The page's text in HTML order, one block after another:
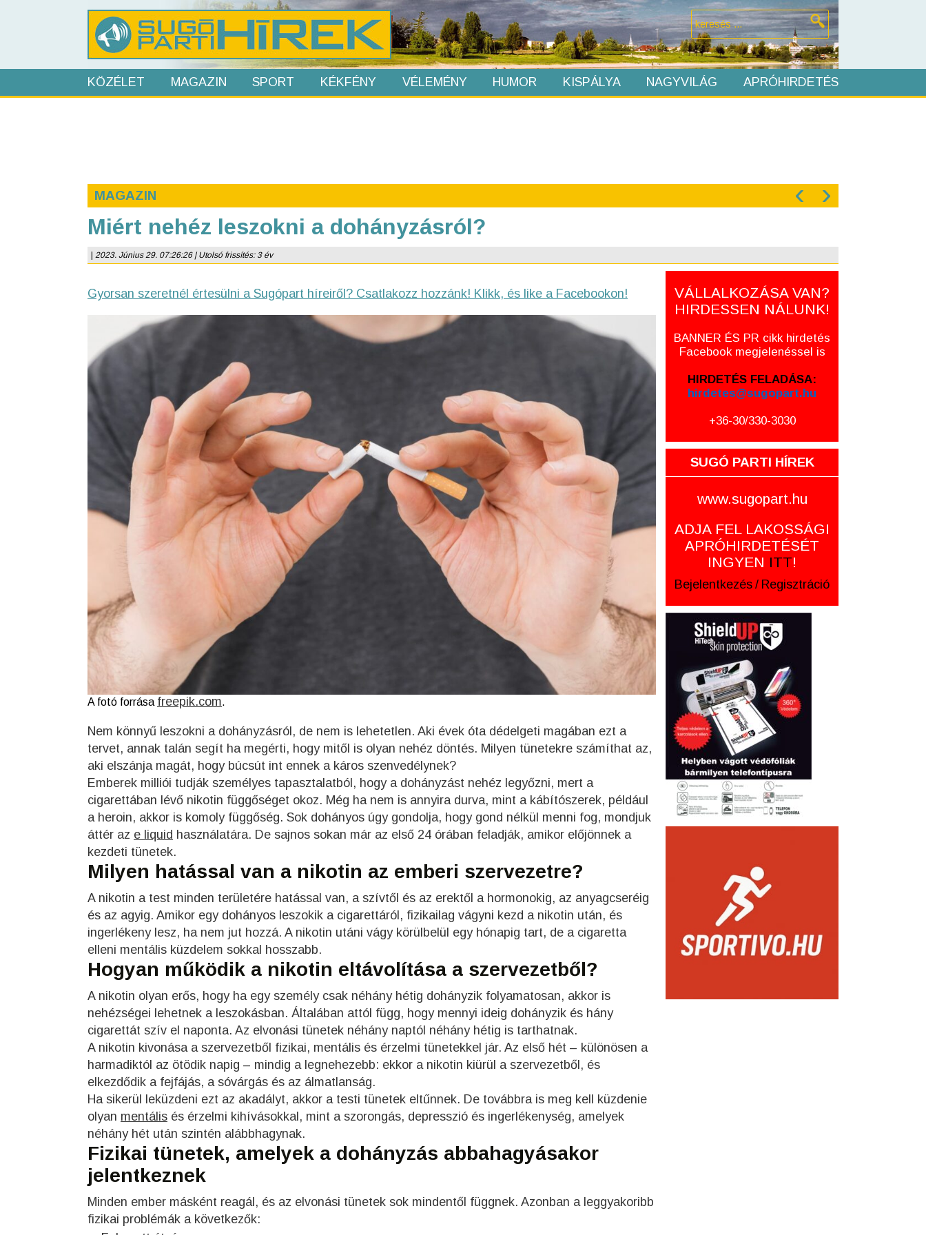
KÖZÉLET MAGAZIN SPORT KÉKFÉNY VÉLEMÉNY HUMOR KISPÁLYA NAGYVILÁG APRÓHIRDETÉS
MAGAZIN ‹ ›
Miért nehéz leszokni a dohányzásról?
2023. Június 29. 07:26:26 | Utolsó frissítés: 3 év
Gyorsan szeretnél értesülni a Sugópart híreiről? Csatlakozz hozzánk! Klikk, és like a Facebookon!
A fotó forrása freepik.com.
Nem könnyű leszokni a dohányzásról, de nem is lehetetlen. Aki évek óta dédelgeti magában ezt a
tervet, annak talán segít ha megérti, hogy mitől is olyan nehéz döntés. Milyen tünetekre számíthat az,
aki elszánja magát, hogy búcsút int ennek a káros szenvedélynek?
Emberek milliói tudják személyes tapasztalatból, hogy a dohányzást nehéz legyőzni, mert a
cigarettában lévő nikotin függőséget okoz. Még ha nem is annyira durva, mint a kábítószerek, például
a heroin, akkor is komoly függőség. Sok dohányos úgy gondolja, hogy gond nélkül menni fog, mondjuk
áttér az e liquid használatára. De sajnos sokan már az első 24 órában feladják, amikor előjönnek a
kezdeti tünetek.
Milyen hatással van a nikotin az emberi szervezetre?
A nikotin a test minden területére hatással van, a szívtől és az erektől a hormonokig, az anyagcseréig
és az agyig. Amikor egy dohányos leszokik a cigarettáról, fizikailag vágyni kezd a nikotin után, és
ingerlékeny lesz, ha nem jut hozzá. A nikotin utáni vágy körülbelül egy hónapig tart, de a cigaretta
elleni mentális küzdelem sokkal hosszabb.
Hogyan működik a nikotin eltávolítása a szervezetből?
A nikotin olyan erős, hogy ha egy személy csak néhány hétig dohányzik folyamatosan, akkor is
nehézségei lehetnek a leszokásban. Általában attól függ, hogy mennyi ideig dohányzik és hány
cigarettát szív el naponta. Az elvonási tünetek néhány naptól néhány hétig is tarthatnak.
A nikotin kivonása a szervezetből fizikai, mentális és érzelmi tünetekkel jár. Az első hét – különösen a
harmadiktól az ötödik napig – mindig a legnehezebb: ekkor a nikotin kiürül a szervezetből, és
elkezdődik a fejfájás, a sóvárgás és az álmatlanság.
Ha sikerül leküzdeni ezt az akadályt, akkor a testi tünetek eltűnnek. De továbbra is meg kell küzdenie
olyan mentális és érzelmi kihívásokkal, mint a szorongás, depresszió és ingerlékenység, amelyek
néhány hét után szintén alábbhagynak.
Fizikai tünetek, amelyek a dohányzás abbahagyásakor
jelentkeznek
Minden ember másként reagál, és az elvonási tünetek sok mindentől függnek. Azonban a leggyakoribb
fizikai problémák a következők:
VÁLLALKOZÁSA VAN?
HIRDESSEN NÁLUNK!
BANNER ÉS PR cikk hirdetés
Facebook megjelenéssel is
HIRDETÉS FELADÁSA:
hirdetes@sugopart.hu
+36-30/330-3030
SUGÓ PARTI HÍREK
www.sugopart.hu
ADJA FEL LAKOSSÁGI
APRÓHIRDETÉSÉT
INGYEN ITT!
Bejelentkezés / Regisztráció